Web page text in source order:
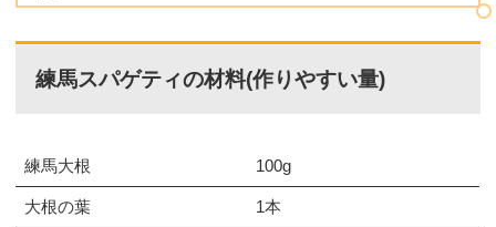
練馬スパゲティの材料(作りやすい量)
練馬大根 100g
大根の葉 1本